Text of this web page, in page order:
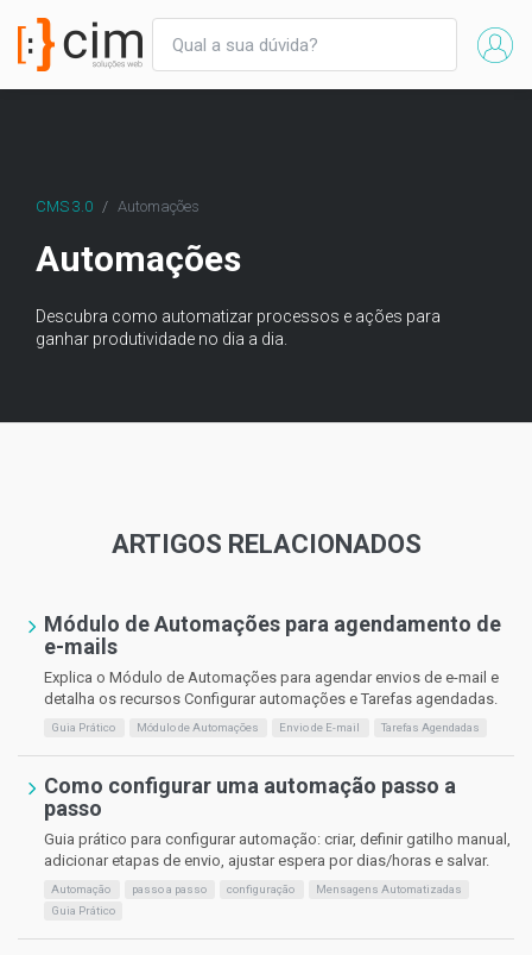
CMS 3.0 Automações
Automações
Descubra como automatizar processos e ações para
ganhar produtividade no dia a dia.
ARTIGOS RELACIONADOS
Módulo de Automações para agendamento de
e-mails
Explica o Módulo de Automações para agendar envios de e-mail e
detalha os recursos Configurar automações e Tarefas agendadas.
Guia Prático Módulo de Automações Envio de E-mail Tarefas Agendadas
Como configurar uma automação passo a
passo
Guia prático para configurar automação: criar, definir gatilho manual,
adicionar etapas de envio, ajustar espera por dias/horas e salvar.
Automação passo a passo configuração
Mensagens Automatizadas
Guia Prático